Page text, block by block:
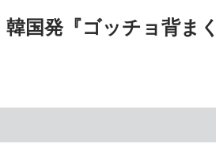
国発『ゴッチョ背ま